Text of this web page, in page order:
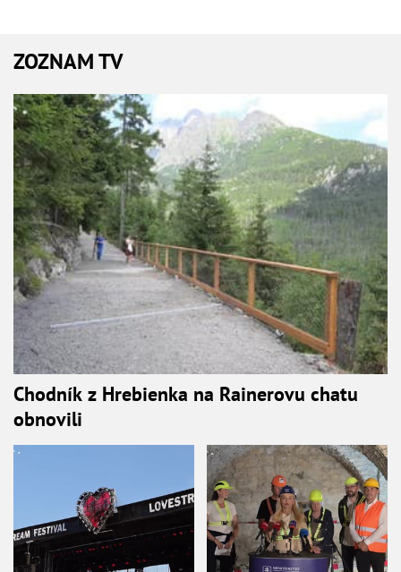
ZOZNAM TV
Chodník z Hrebienka na Rainerovu chatu
obnovili